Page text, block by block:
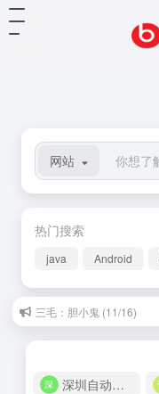
网站
热门搜索
java Android
三毛：胆小鬼 (11/16)
史铁生：老家 (04/19)
深圳自动化商城